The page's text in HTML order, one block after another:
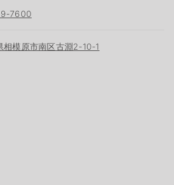
7600
相模原市南区古淵2-10-1